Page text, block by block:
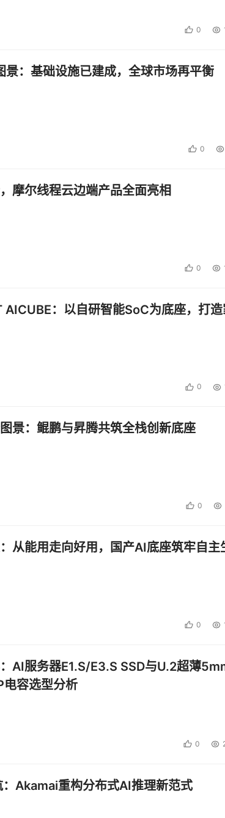
界面
选择发布内容的形式：目前有三种话题、图文、小
话题，用户可以自行插入，图文发布形式与微博相
以让用户自由发挥，分享自己的内容。在《嘿car
友圈、微博、微信等。
看，用户的产出内非常活跃，形式也呈现多样化。
玩车榜样
知识星球
嘿car》做了非常明确的内容分类来引导用户浏览喜
内容的不断丰富，这13块的分类显然不能满足。
而且产品方根据自己用户的属性定义，UI和功能上
在许多需要完善的地方。例如允许用户自由创建话
用户的增长能够得到完善。
0
：基础设施已建成，全球市场再平衡
0
摩尔线程云边端产品全面亮相
0
AICUBE：以自研智能SoC为底座，打
0
景：鲲鹏与昇腾共筑全栈创新底座
0
从能用走向好用，国产AI底座筑牢自主
0
AI服务器E1.S/E3.S SSD与U.2超薄
电容选型分析
0
Akamai重构分布式AI推理新范式